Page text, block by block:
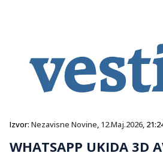
Izvor: Nezavisne Novine, 12.Maj.2026,
WHATSAPP UKIDA 3D